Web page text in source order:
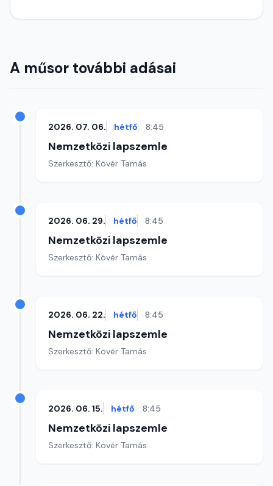
A műsor további adásai
2026. 07. 06. hétfő 8:45
Nemzetközi lapszemle
Szerkesztő: Kövér Tamás
2026. 06. 29. hétfő 8:45
Nemzetközi lapszemle
Szerkesztő: Kövér Tamás
2026. 06. 22. hétfő 8:45
Nemzetközi lapszemle
Szerkesztő: Kövér Tamás
2026. 06. 15. hétfő 8:45
Nemzetközi lapszemle
Szerkesztő: Kövér Tamás